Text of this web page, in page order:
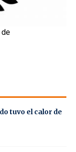
de
tuvo el calor de